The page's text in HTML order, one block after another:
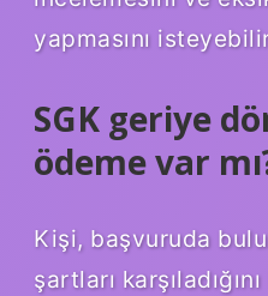
yapmasını
SGK geriye
ödeme var
Kişi, başvuruda
şartları